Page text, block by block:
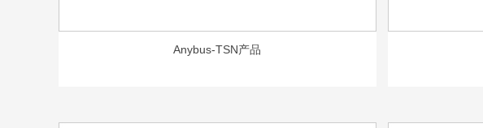
Anybus-TSN产品